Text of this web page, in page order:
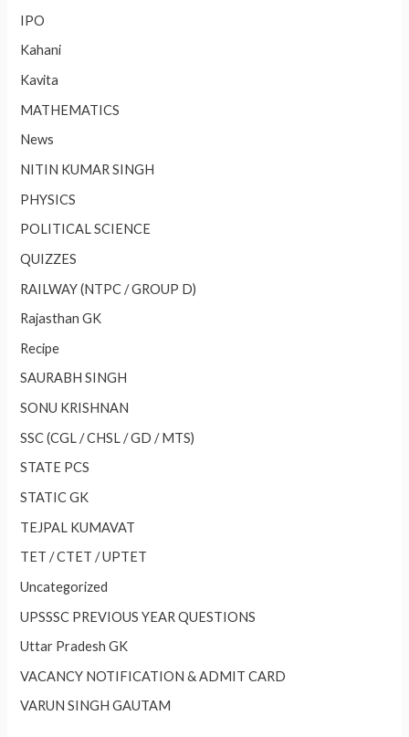
IPO
Kahani
Kavita
MATHEMATICS
News
NITIN KUMAR SINGH
PHYSICS
POLITICAL SCIENCE
QUIZZES
RAILWAY (NTPC / GROUP D)
Rajasthan GK
Recipe
SAURABH SINGH
SONU KRISHNAN
SSC (CGL / CHSL / GD / MTS)
STATE PCS
STATIC GK
TEJPAL KUMAVAT
TET / CTET / UPTET
Uncategorized
UPSSSC PREVIOUS YEAR QUESTIONS
Uttar Pradesh GK
VACANCY NOTIFICATION & ADMIT CARD
VARUN SINGH GAUTAM